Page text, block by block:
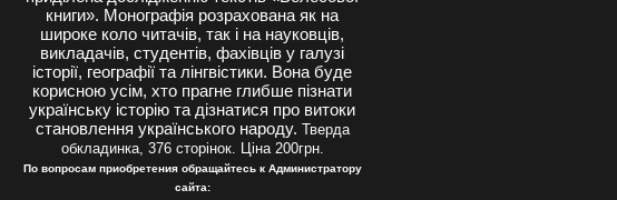
книги». Монографія розрахована як на
широке коло читачів, так і на науковців,
викладачів, студентів, фахівців у галузі
історії, географії та лінгвістики. Вона буде
корисною усім, хто прагне глибше пізнати
українську історію та дізнатися про витоки
становлення українського народу. Тверда
обкладинка, 376 сторінок. Ціна 200грн.
По вопросам приобретения обращайтесь к Администратору
сайта: